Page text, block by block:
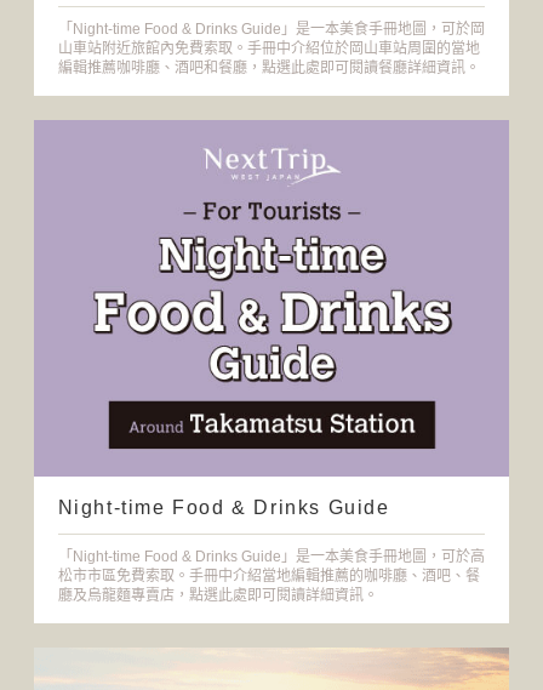
「Night-time Food & Drinks Guide」是一本美食手冊地圖，可於岡
山車站附近旅館內免費索取。手冊中介紹位於岡山車站周圍的當地
編輯推薦咖啡廳、酒吧和餐廳，點選此處即可閱讀餐廳詳細資訊。
Night-time Food & Drinks Guide
「Night-time Food & Drinks Guide」是一本美食手冊地圖，可於高
松市市區免費索取。手冊中介紹當地編輯推薦的咖啡廳、酒吧、餐
廳及烏龍麵專賣店，點選此處即可閱讀詳細資訊。